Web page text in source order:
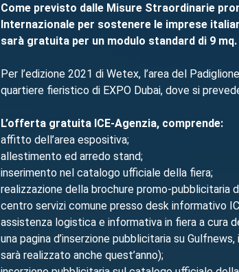
Come previsto dalle Misure Straordinarie
Internazionale per sostenere le imprese
sarà gratuita per un modulo standard di 9 mq.
Per l’edizione 2021 di Wetex, l’area del
quartiere fieristico di EXPO Dubai, dove si
L’offerta gratuita ICE-Agenzia, comprende:
affitto dell’area espositiva;
allestimento ed arredo stand;
inserimento nel catalogo ufficiale della fiera;
realizzazione della brochure promo-pubblicitaria
centro servizi comune presso desk informativo
assistenza logistica e informativa in fiera a cura
una pagina d’inserzione pubblicitaria su
sarà realizzato anche quest’anno);